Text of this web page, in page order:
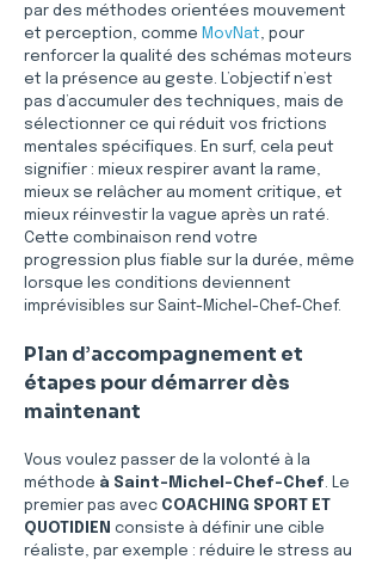
par des méthodes orientées mouvement
et perception, comme MovNat, pour
renforcer la qualité des schémas moteurs
et la présence au geste. L’objectif n’est
pas d’accumuler des techniques, mais de
sélectionner ce qui réduit vos frictions
mentales spécifiques. En surf, cela peut
signifier : mieux respirer avant la rame,
mieux se relâcher au moment critique, et
mieux réinvestir la vague après un raté.
Cette combinaison rend votre
progression plus fiable sur la durée, même
lorsque les conditions deviennent
imprévisibles sur Saint-Michel-Chef-Chef.
Plan d’accompagnement et
étapes pour démarrer dès
maintenant
Vous voulez passer de la volonté à la
méthode à Saint-Michel-Chef-Chef. Le
premier pas avec COACHING SPORT ET
QUOTIDIEN consiste à définir une cible
réaliste, par exemple : réduire le stress au